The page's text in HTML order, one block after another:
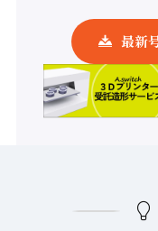
最新